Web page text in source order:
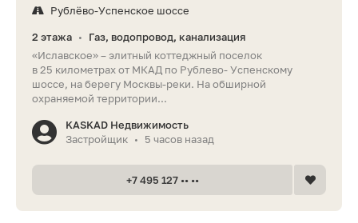
Рублёво-Успенское шоссе
2 этажа •
Газ, водопровод, канализация
«Иславское» – элитный коттеджный поселок
в 25 километрах от МКАД по Рублево- Успенскому
шоссе, на берегу Москвы-реки. На обширной
охраняемой территории...
KASKAD Недвижимость
Застройщик • 5 часов назад
+7 495 127 •• ••